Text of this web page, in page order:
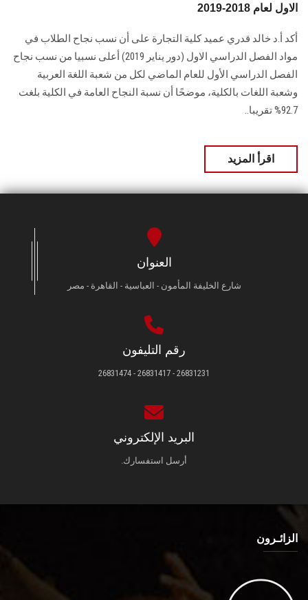
الخريجين
الموظفون
الاول لعام 2018-2019
أكد أ.د خالد قدري عميد كلية التجارة على أن نسب نجاح الطلاب في
مواد الفصل الدراسي الاول (دور يناير 2019) أعلى نسبيا من نسب نجاح
الفصل الدراسي الأول للعام الماضي لكل من شعبة اللغة العربية
وشعبة اللغات بالكلية، موضحًا أن نسبة النجاح العامة في الكلية بلغت
92.7% تقريبا..
اقرأ المزيد
العنوان
شارع الخليفة المأمون - العباسية - القاهرة - مصر
رقم التليفون
26831231 - 26831417 - 26831474
البريد الإلكتروني
أرسل استفسارك.
الزائـرون